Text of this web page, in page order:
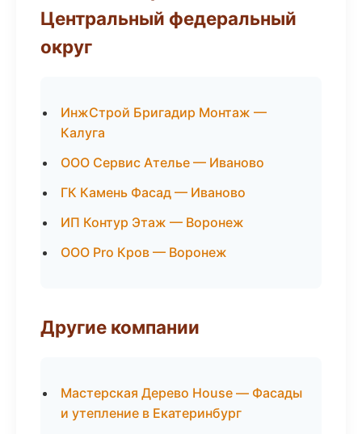
Центральный федеральный
округ
ИнжСтрой Бригадир Монтаж —
Калуга
ООО Сервис Ателье — Иваново
ГК Камень Фасад — Иваново
ИП Контур Этаж — Воронеж
ООО Pro Кров — Воронеж
Другие компании
Мастерская Дерево House — Фасады
и утепление в Екатеринбург